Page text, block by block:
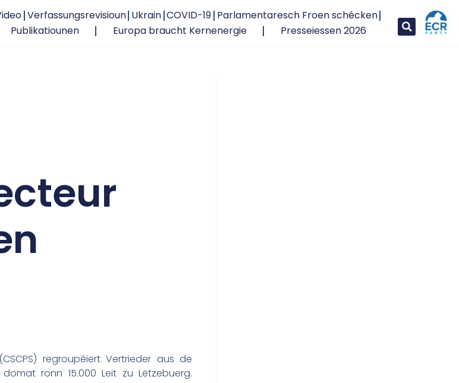
Verfassungsrevisioun Ukrain COVID-19 Parlamentaresch Froen schécken
Publikatiounen Europa braucht Kernenergie Presseiessen 2026
regroupéiert Vertrieder aus de
ronn 15.000 Leit zu Lëtzebuerg.